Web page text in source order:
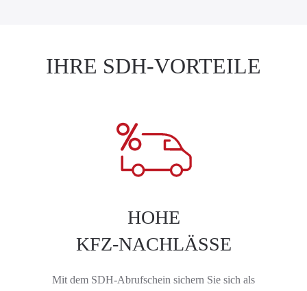
IHRE SDH-VORTEILE
HOHE
KFZ-NACHLÄSSE
Mit dem SDH-Abrufschein sichern Sie sich als